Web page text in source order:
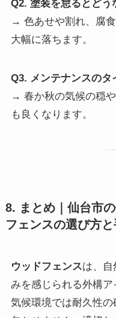
Q2. 塗装を怠るとどう
→ 色あせや割れ、腐
大幅に落ちます。
Q3. メンテナンスのタ
→ 春か秋の気候の穏
も良くなります。
8. まとめ｜仙台市
フェンスの選び方
ウッドフェンスは、自
みを感じられる外構
気候環境では耐久性